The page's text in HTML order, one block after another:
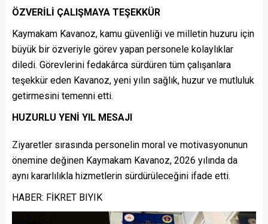
ÖZVERİLİ ÇALIŞMAYA TEŞEKKÜR
Kaymakam Kavanoz, kamu güvenliği ve milletin huzuru için
büyük bir özveriyle görev yapan personele kolaylıklar
diledi. Görevlerini fedakârca sürdüren tüm çalışanlara
teşekkür eden Kavanoz, yeni yılın sağlık, huzur ve mutluluk
getirmesini temenni etti.
HUZURLU YENİ YIL MESAJI
Ziyaretler sırasında personelin moral ve motivasyonunun
önemine değinen Kaymakam Kavanoz, 2026 yılında da
aynı kararlılıkla hizmetlerin sürdürüleceğini ifade etti.
HABER: FİKRET BIYIK